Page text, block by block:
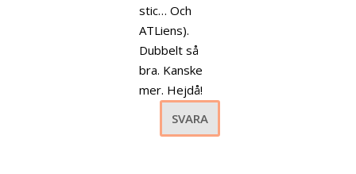
stic… Och
ATLiens).
Dubbelt så
bra. Kanske
mer. Hejdå!
SVARA